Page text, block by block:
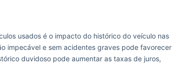
usados é o impacto do histórico do veículo nas
impecável e sem acidentes graves pode favorecer
duvidoso pode aumentar as taxas de juros,